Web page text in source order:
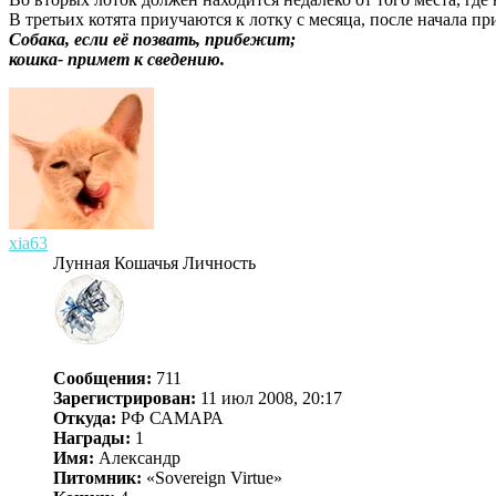
В третьих котята приучаются к лотку с месяца, после начала
Собака, если её позвать, прибежит;
кошка- примет к сведению.
xia63
Лунная Кошачья Личность
Сообщения: 711
Зарегистрирован: 11 июл 2008, 20:17
Откуда: РФ САМАРА
Награды: 1
Имя: Александр
Питомник: «Sovereign Virtue»